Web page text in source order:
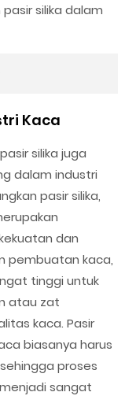
silika dalam
Kaca
silika juga
dalam industri
pasir silika,
dan
pembuatan kaca,
tinggi untuk
atau zat
kaca. Pasir
biasanya harus
proses
sangat